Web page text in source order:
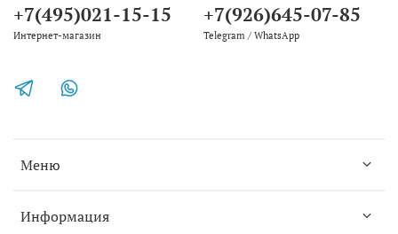
Меню
Информация
+7(495)021-15-15
Интернет-магазин
+7(926)645-07-85
Telegram / WhatsApp